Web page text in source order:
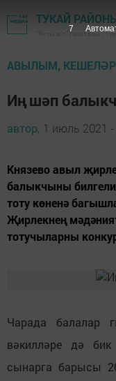
ТУКАЙ
"Якты юл" газетасы -
АВЫЛЫМ,
Иң шәп
автор, 1 июль 2021 -
Князево авыл
балыкчыны
тоту көненә
Җирлекнең
тотучыларны
Чарада балалар
вәкилләре дә
сынарга барысы
6